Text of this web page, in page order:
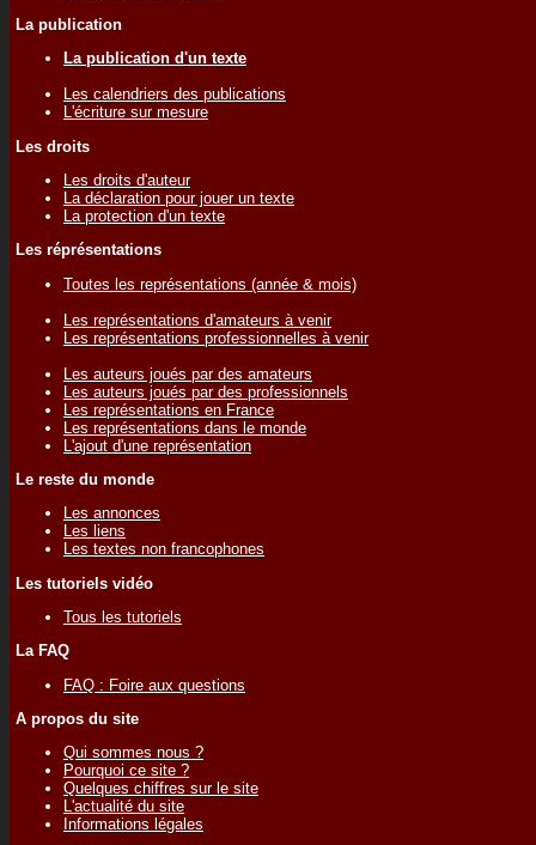
La publication
La publication d'un texte
Les calendriers des publications
L'écriture sur mesure
Les droits
Les droits d'auteur
La déclaration pour jouer un texte
La protection d'un texte
Les réprésentations
Toutes les représentations (année & mois)
Les représentations d'amateurs à venir
Les représentations professionnelles à venir
Les auteurs joués par des amateurs
Les auteurs joués par des professionnels
Les représentations en France
Les représentations dans le monde
L'ajout d'une représentation
Le reste du monde
Les annonces
Les liens
Les textes non francophones
Les tutoriels vidéo
Tous les tutoriels
La FAQ
FAQ : Foire aux questions
A propos du site
Qui sommes nous ?
Pourquoi ce site ?
Quelques chiffres sur le site
L'actualité du site
Informations légales